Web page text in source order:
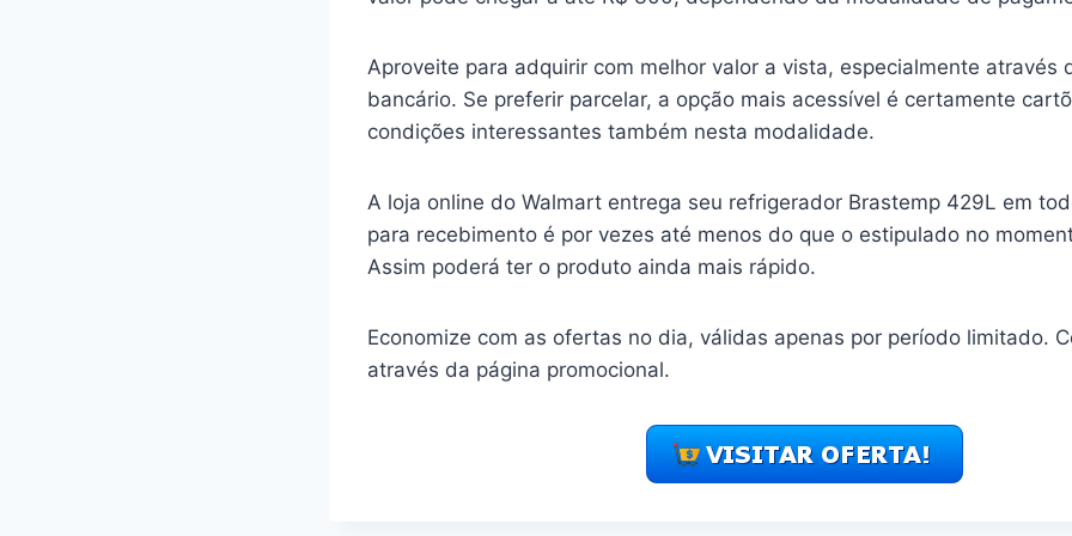
Aproveite para adquirir com melhor valor a vista, especialmente através
bancário. Se preferir parcelar, a opção mais acessível é certamente
condições interessantes também nesta modalidade.
A loja online do Walmart entrega seu refrigerador Brastemp 429L em
para recebimento é por vezes até menos do que o estipulado no
Assim poderá ter o produto ainda mais rápido.
Economize com as ofertas no dia, válidas apenas por período limitado.
através da página promocional.